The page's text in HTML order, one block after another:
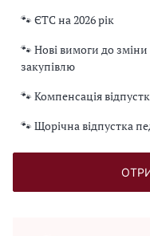
🐾 ЄТС на 2026 рік
🐾 Нові вимоги до
закупівлю
🐾 Компенсація
🐾 Щорічна відпустка